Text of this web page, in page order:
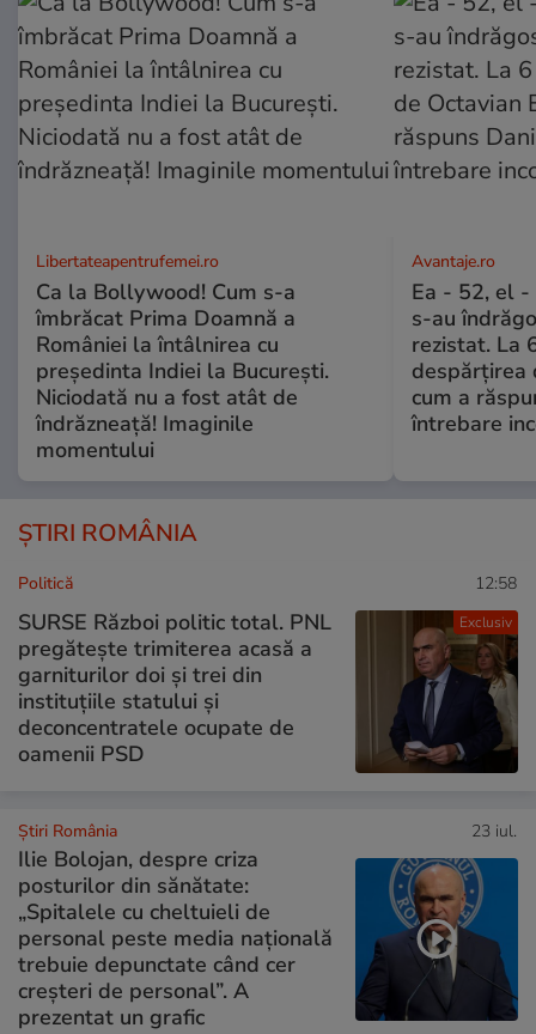
Libertateapentrufemei.ro
Ca la Bollywood! Cum s-a
îmbrăcat Prima Doamnă a
României la întâlnirea cu
președinta Indiei la București.
Niciodată nu a fost atât de
îndrăzneață! Imaginile
momentului
Avantaje.ro
Ea - 52, el -
s-au
rezistat. La
despărțirea
cum a
întrebare
ȘTIRI ROMÂNIA
Exclusiv
Politică 12:58
SURSE Război politic total. PNL
pregătește trimiterea acasă a
garniturilor doi și trei din
instituțiile statului și
deconcentratele ocupate de
oamenii PSD
Știri România 23 iul.
Ilie Bolojan, despre criza
posturilor din sănătate:
„Spitalele cu cheltuieli de
personal peste media națională
trebuie depunctate când cer
creșteri de personal”. A
prezentat un grafic